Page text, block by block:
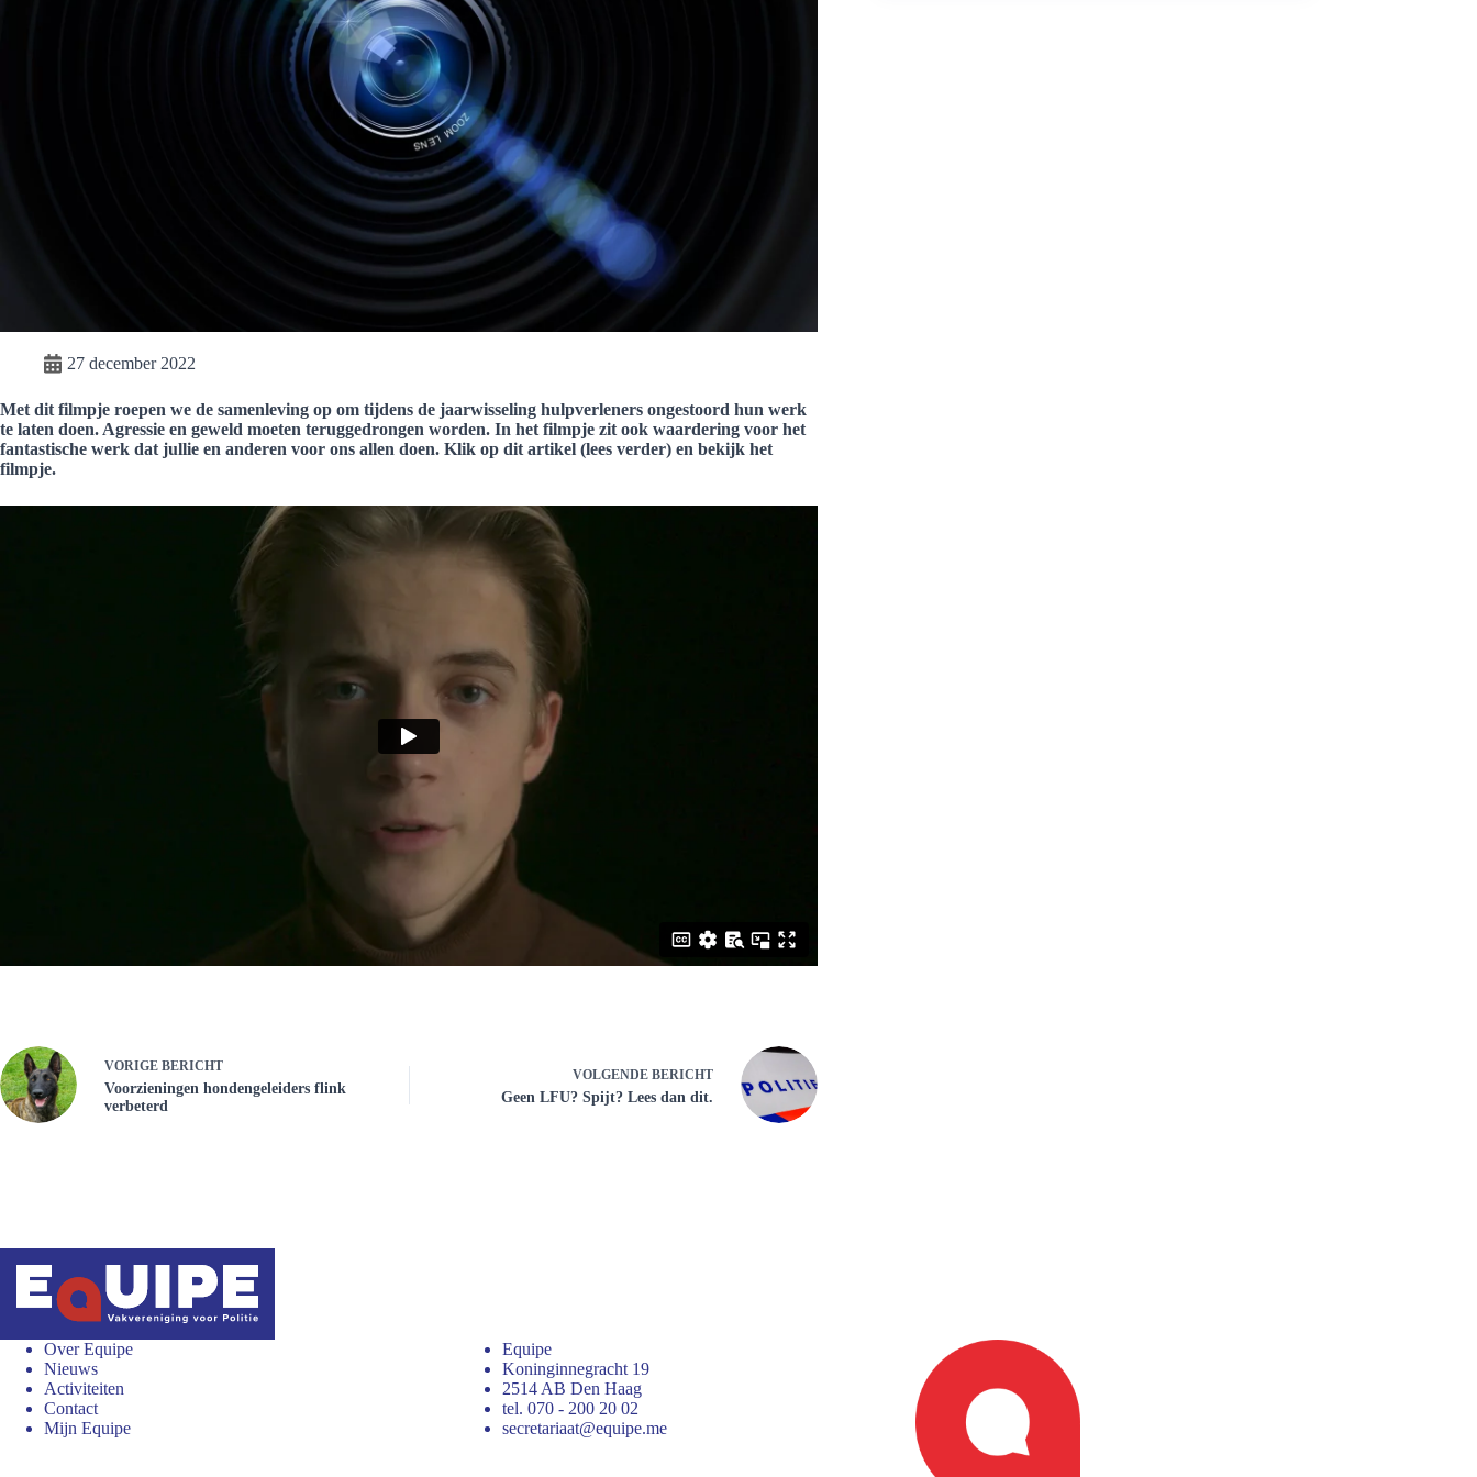
27 december 2022
Met dit filmpje roepen we de samenleving op om tijdens de jaarwisseling hulpverleners ongestoord hun werk
te laten doen. Agressie en geweld moeten teruggedrongen worden. In het filmpje zit ook waardering voor het
fantastische werk dat jullie en anderen voor ons allen doen. Klik op dit artikel (lees verder) en bekijk het
filmpje.
VORIGE BERICHT
Voorzieningen hondengeleiders flink
verbeterd
VOLGENDE BERICHT
Geen LFU? Spijt? Lees dan dit.
Over Equipe
Nieuws
Activiteiten
Contact
Mijn Equipe
Equipe
Koninginnegracht 19
2514 AB Den Haag
tel. 070 - 200 20 02
secretariaat@equipe.me